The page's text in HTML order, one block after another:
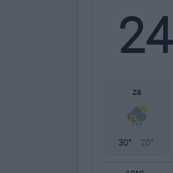
24
za
30° 20°